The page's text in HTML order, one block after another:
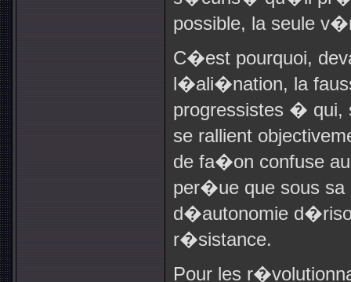
possible, la seule
C�est pourquoi,
l�ali�nation, la
progressistes � qui,
se rallient
de fa�on confuse
per�ue que sous
d�autonomie
r�sistance.
Pour les